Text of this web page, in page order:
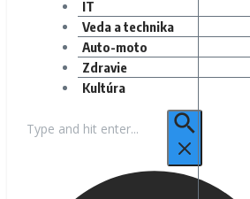
IT
Veda a technika
Auto-moto
Zdravie
Kultúra